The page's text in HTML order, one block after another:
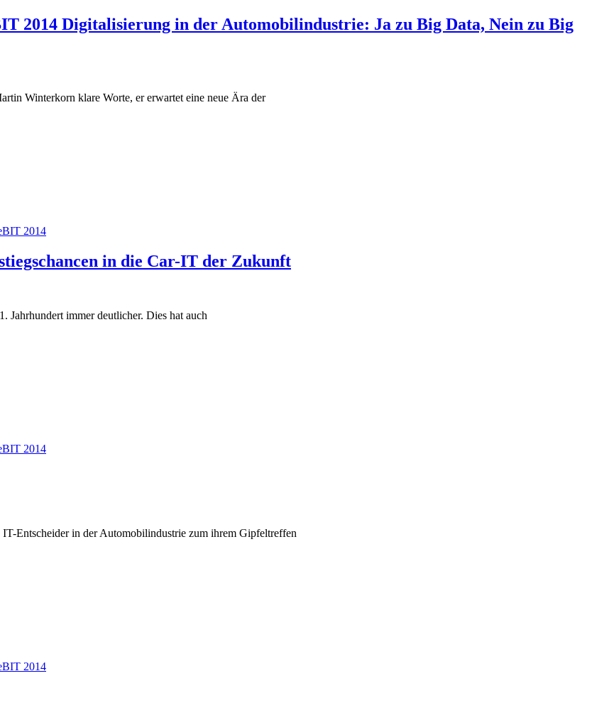
2014 Digitalisierung in der Automobilindustrie: Ja zu Big Data, Nein zu Big
Winterkorn klare Worte, er erwartet eine neue Ära der
2014
in die Car-IT der Zukunft
immer deutlicher. Dies hat auch
2014
Entscheider in der Automobilindustrie zum ihrem Gipfeltreffen
2014